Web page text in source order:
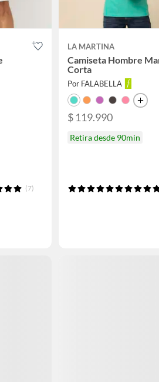
(7)
LA MARTINA
Camiseta Hombre
Corta
Por FALABELLA
$ 119.990
Retira desde 90min